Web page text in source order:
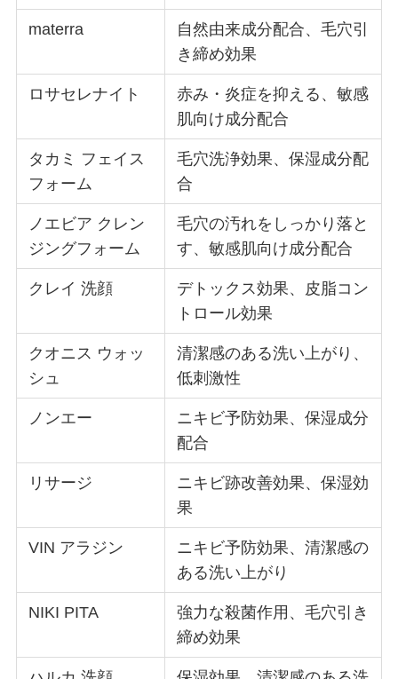
materra
自然由来成分配合、毛穴引
き締め効果
ロサセレナイト
赤み・炎症を抑える、敏感
肌向け成分配合
タカミ フェイス
フォーム
毛穴洗浄効果、保湿成分配
合
ノエビア クレン
ジングフォーム
毛穴の汚れをしっかり落と
す、敏感肌向け成分配合
クレイ 洗顔
デトックス効果、皮脂コン
トロール効果
クオニス ウォッ
シュ
清潔感のある洗い上がり、
低刺激性
ノンエー
ニキビ予防効果、保湿成分
配合
リサージ
ニキビ跡改善効果、保湿効
果
VIN アラジン
ニキビ予防効果、清潔感の
ある洗い上がり
NIKI PITA
強力な殺菌作用、毛穴引き
締め効果